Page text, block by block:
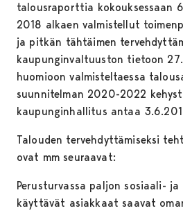
talousraporttia kokouksessaan
2018 alkaen valmistellut
ja pitkän tähtäimen
kaupunginvaltuuston tietoon
huomioon valmisteltaessa
suunnitelman 2020-2022
kaupunginhallitus antaa
Talouden tervehdyttämiseksi
ovat mm seuraavat:
Perusturvassa paljon sosiaali- ja
käyttävät asiakkaat saavat